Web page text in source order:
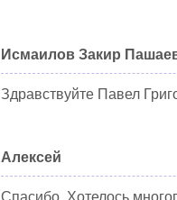
Исмаилов Закир
Здравствуйте Павел
Алексей
Спасибо .Хотелось